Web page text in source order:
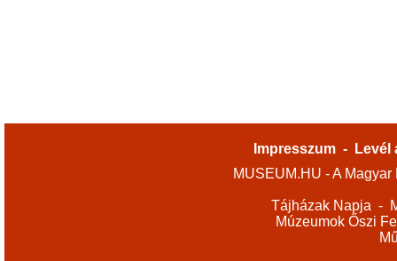
Impresszum -
Levél
MUSEUM.HU - A
Tájházak Napja -
Múzeumok Őszi